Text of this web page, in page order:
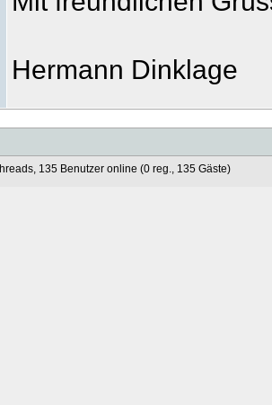
Hermann Dinklage
135 Benutzer online (0 reg., 135 Gäste)